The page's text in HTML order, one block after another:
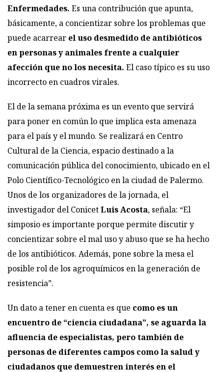
Enfermedades. Es una contribución que apunta,
básicamente, a concientizar sobre los problemas que
puede acarrear el uso desmedido de antibióticos
en personas y animales frente a cualquier
afección que no los necesita. El caso típico es su uso
incorrecto en cuadros virales.
El de la semana próxima es un evento que servirá
para poner en común lo que implica esta amenaza
para el país y el mundo. Se realizará en Centro
Cultural de la Ciencia, espacio destinado a la
comunicación pública del conocimiento, ubicado en el
Polo Científico-Tecnológico en la ciudad de Palermo.
Unos de los organizadores de la jornada, el
investigador del ConicetLuis Acosta, señala: “El
simposio es importante porque permite discutir y
concientizar sobre el mal uso y abuso que se ha hecho
de los antibióticos. Además, pone sobre la mesa el
posible rol de los agroquímicos en la generación de
resistencia”.
Un dato a tener en cuenta es que como es un
encuentro de “ciencia ciudadana”, se aguarda la
afluencia de especialistas, pero también de
personas de diferentes campos como la salud y
ciudadanos que demuestren interés en el